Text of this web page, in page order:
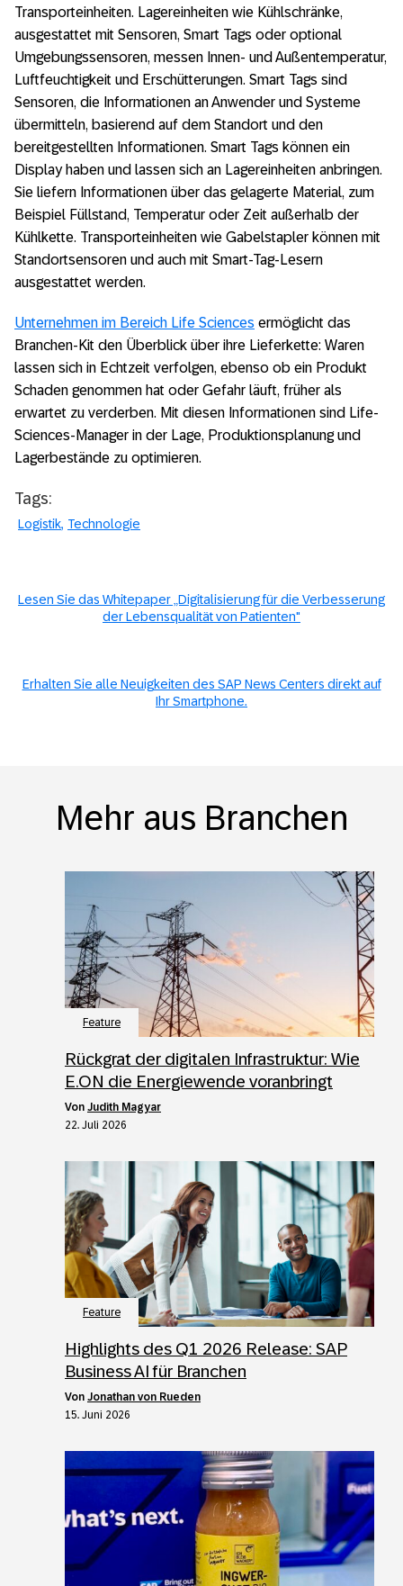
Transporteinheiten. Lagereinheiten wie Kühlschränke,
ausgestattet mit Sensoren, Smart Tags oder optional
Umgebungssensoren, messen Innen- und Außentemperatur,
Luftfeuchtigkeit und Erschütterungen. Smart Tags sind
Sensoren, die Informationen an Anwender und Systeme
übermitteln, basierend auf dem Standort und den
bereitgestellten Informationen. Smart Tags können ein
Display haben und lassen sich an Lagereinheiten anbringen.
Sie liefern Informationen über das gelagerte Material, zum
Beispiel Füllstand, Temperatur oder Zeit außerhalb der
Kühlkette. Transporteinheiten wie Gabelstapler können mit
Standortsensoren und auch mit Smart-Tag-Lesern
ausgestattet werden.
Unternehmen im Bereich Life Sciences ermöglicht das
Branchen-Kit den Überblick über ihre Lieferkette: Waren
lassen sich in Echtzeit verfolgen, ebenso ob ein Produkt
Schaden genommen hat oder Gefahr läuft, früher als
erwartet zu verderben. Mit diesen Informationen sind Life-
Sciences-Manager in der Lage, Produktionsplanung und
Lagerbestände zu optimieren.
Tags:
Logistik Technologie
Lesen Sie das Whitepaper „Digitalisierung für die Verbesserung
der Lebensqualität von Patienten"
Erhalten Sie alle Neuigkeiten des SAP News Centers direkt auf
Ihr Smartphone.
Mehr aus Branchen
Feature
Rückgrat der digitalen Infrastruktur: Wie
E.ON die Energiewende voranbringt
von Judith Magyar
22. Juli 2026
Feature
Highlights des Q1 2026 Release: SAP
Business AI für Branchen
von Jonathan von Rueden
15. Juni 2026